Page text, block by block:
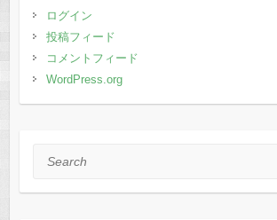
ログイン
投稿フィード
コメントフィード
WordPress.org
Search